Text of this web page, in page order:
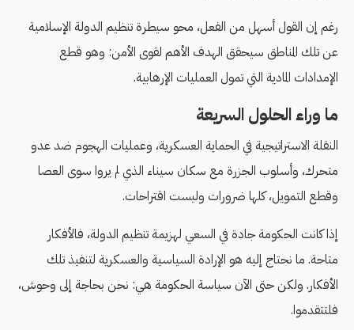
رغم إن القول أسهل من الفعل، محو سيطرة تنظيم الدولة الإسلامية
عن تلك المناطق سيحقق الهدف الأهم لقوى الأمن: وهو قطع
الإمدادات المادية التي تمول العمليات الإرهابية.
ما وراء الحلول السريعة
النقلة الاستراتيجية في الحماية العسكرية، وعمليات الهجوم ضد عدو
متحرك، وأسلوب الجزرة مع سكان سيناء الذي لم يروا سوى العصا
وقطع التمويل، كلها ضرورات وليست اقتراحات.
إذا كانت الحكومة جادة في السعي لهزيمة تنظيم الدولة، فالأفكار
متاحة. ما نحتاج إليه هو الإرادة السياسية والعسكرية لتنفيذ تلك
الأفكار. ولكن حتى الآن سياسة الحكومة هي: نحن بحاجة إلى وحوش،
فلتتقدموا.